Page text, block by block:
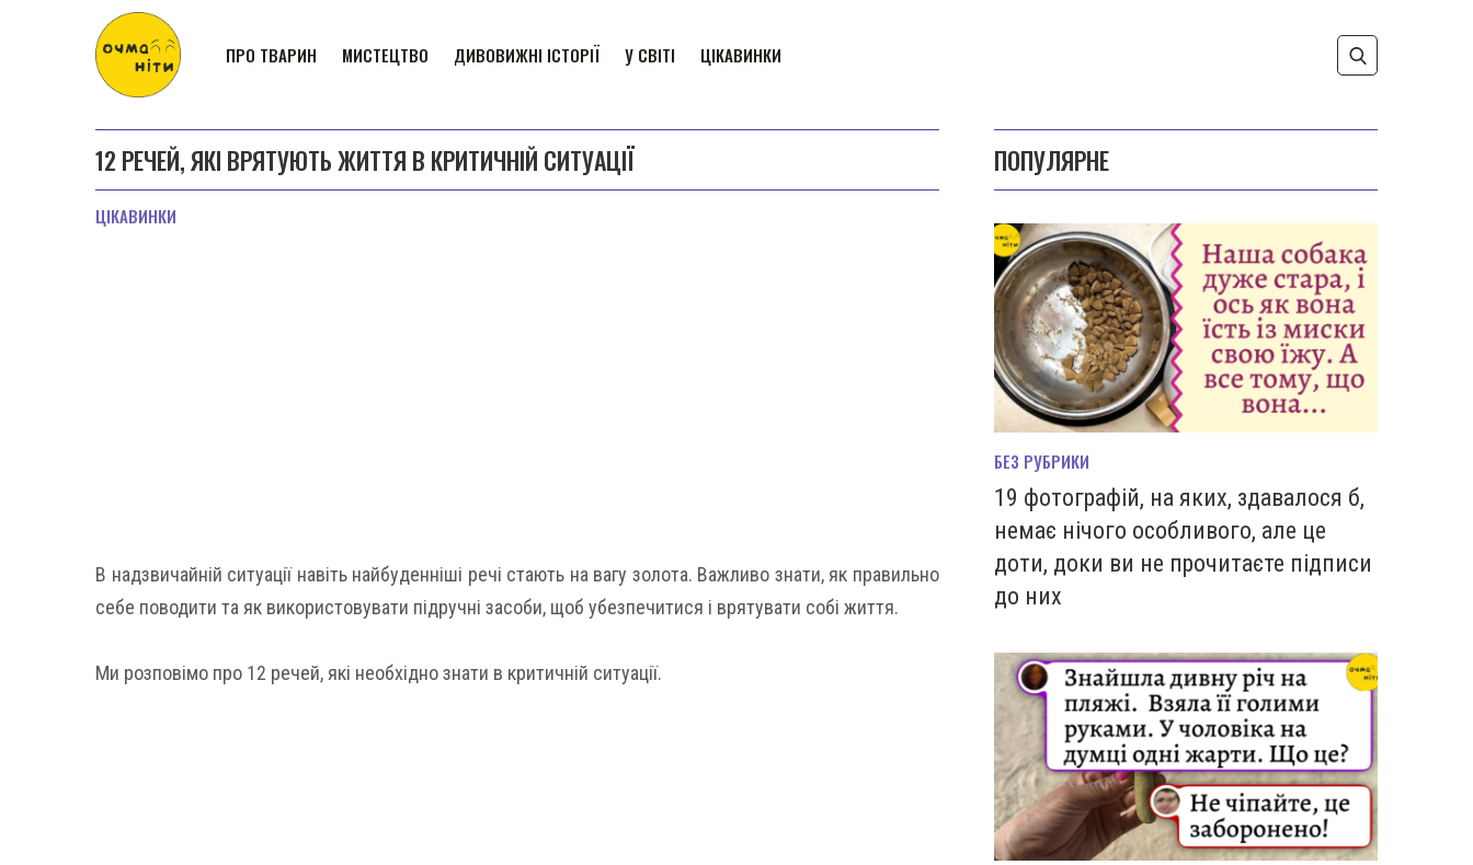
ПРО ТВАРИН МИСТЕЦТВО ДИВОВИЖНІ ІСТОРІЇ У СВІТІ ЦІКАВИНКИ
12 РЕЧЕЙ, ЯКІ ВРЯТУЮТЬ ЖИТТЯ В КРИТИЧНІЙ СИТУАЦІЇ
ЦІКАВИНКИ
В надзвичайній ситуації навіть найбуденніші речі стають на вагу золота. Важливо знати, як правильно
себе поводити та як використовувати підручні засоби, щоб убезпечитися і врятувати собі життя.
Ми розповімо про 12 речей, які необхідно знати в критичній ситуації.
ПОПУЛЯРНЕ
БЕЗ РУБРИКИ
19 фотографій, на яких, здавалося б,
немає нічого особливого, але це
доти, доки ви не прочитаєте підписи
до них